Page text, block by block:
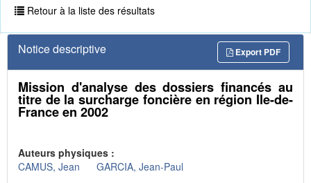
Retour à la liste des résultats
Notice descriptive Export PDF
Mission d'analyse des dossiers financés au
titre de la surcharge foncière en région Ile-de-
France en 2002
Auteurs physiques :
CAMUS, Jean
GARCIA, Jean-Paul